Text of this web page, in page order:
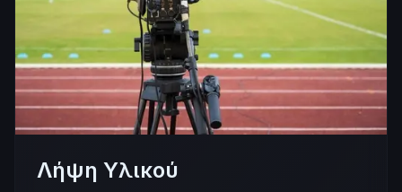
Λήψη Υλικού